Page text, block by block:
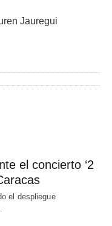
Jauregui
el concierto ‘2
el despliegue